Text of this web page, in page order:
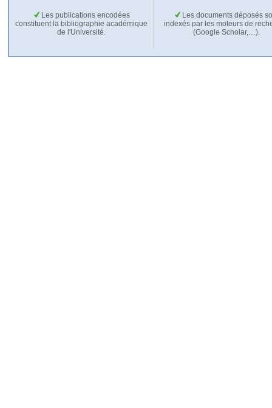
Les publications encodées
constituent la bibliographie académique
de l'Université.
Les documents déposés
indexés par les moteurs de
(Google Scholar,…).